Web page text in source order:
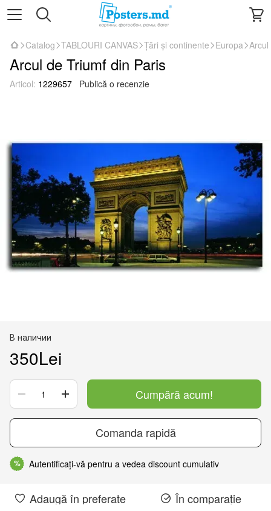
Catalog TABLOURI CANVAS Țări și continente Europa
Arcul de Triumf din Paris
Articol: 1229657 Publică o recenzie
В наличии
350Lei
Cumpără acum!
Comanda rapidă
% Autentificați-vă pentru a vedea discount cumulativ
Adaugă în preferate În comparație